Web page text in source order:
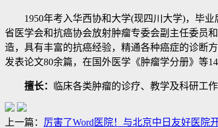
1950年考入华西协和大学(现四川大学)，毕业
省医学会和抗癌协会放射肿瘤专委会副主任委员
造，具有丰富的抗癌经验，精通各种癌症的诊断
发表论文80余篇，在国外医学《肿瘤学分册》等
擅长： 临床各类肿瘤的诊疗、教学及科研工
上一篇： 厉害了Word医院！与北京中日友好医院